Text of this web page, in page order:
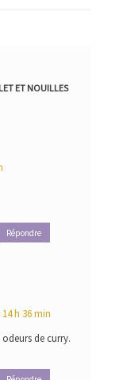
ET NOUILLES
Répondre
h 36 min
odeurs de curry.